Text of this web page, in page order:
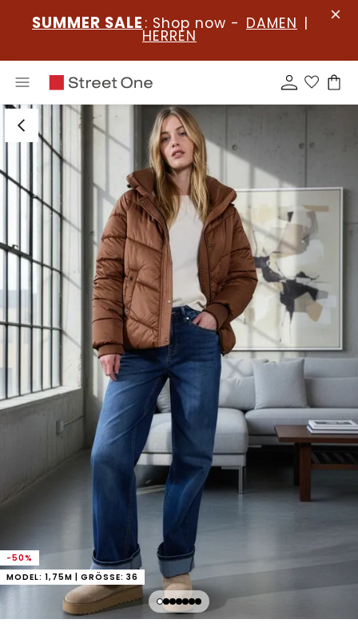
SUMMER SALE : Shop now - DAMEN |
HERREN
-50%
MODEL: 1,75M | GRÖSSE: 36